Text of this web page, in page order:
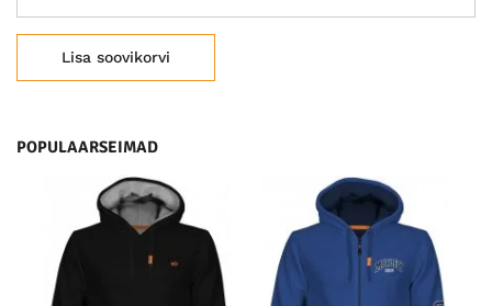
Lisa soovikorvi
POPULAARSEIMAD